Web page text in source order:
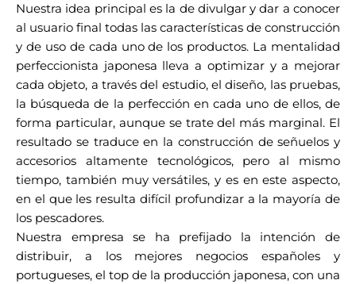
Nuestra idea principal es la de divulgar y dar a conocer
al usuario final todas las características de construcción
y de uso de cada uno de los productos. La mentalidad
perfeccionista japonesa lleva a optimizar y a mejorar
cada objeto, a través del estudio, el diseño, las pruebas,
la búsqueda de la perfección en cada uno de ellos, de
forma particular, aunque se trate del más marginal. El
resultado se traduce en la construcción de señuelos y
accesorios altamente tecnológicos, pero al mismo
tiempo, también muy versátiles, y es en este aspecto,
en el que les resulta difícil profundizar a la mayoría de
los pescadores.
Nuestra empresa se ha prefijado la intención de
distribuir, a los mejores negocios españoles y
portugueses, el top de la producción japonesa, con una